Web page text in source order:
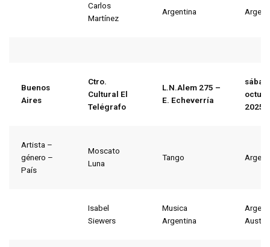
Carlos
Martínez
Argentina
Buenos
Aires
Ctro.
Cultural El
Telégrafo
L.N.Alem 275 –
E. Echeverría
2025
Artista –
género –
País
Moscato
Luna
Tango
Isabel
Siewers
Musica
Argentina
Austria